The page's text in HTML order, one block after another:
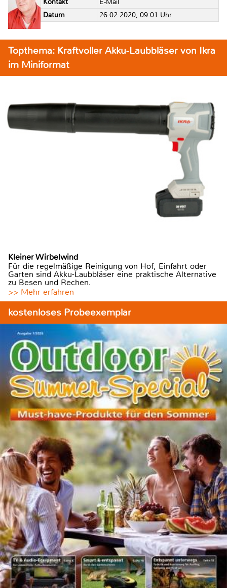
Datum
26.02.2020, 09:01 Uhr
Topthema: Kraftvoller Akku-Laubbläser von Ikra
im Miniformat
Kleiner Wirbelwind
Für die regelmäßige Reinigung von Hof, Einfahrt oder
Garten sind Akku-Laubbläser eine praktische Alternative
zu Besen und Rechen.
>> Mehr erfahren
kostenloses Probeexemplar